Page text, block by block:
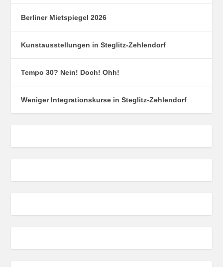
Berliner Mietspiegel 2026
Kunstausstellungen in Steglitz-Zehlendorf
Tempo 30? Nein! Doch! Ohh!
Weniger Integrationskurse in Steglitz-Zehlendorf